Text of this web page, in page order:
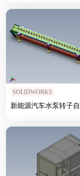
SOLIDWORKS